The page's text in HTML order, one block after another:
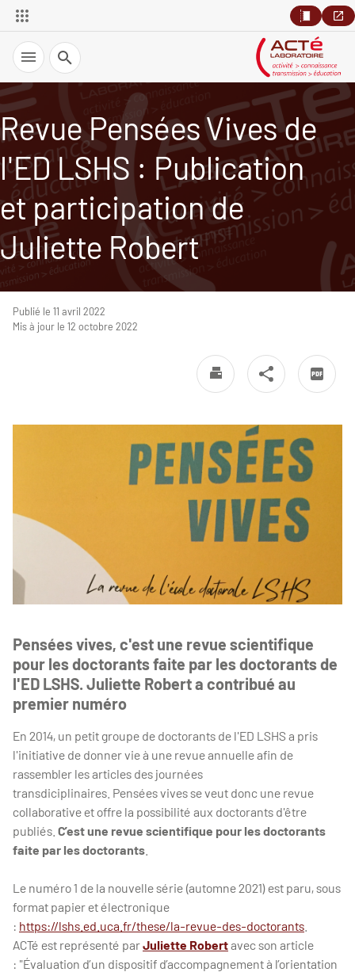
Recherche
Revue Pensées Vives de
l'ED LSHS : Publication
et participation de
Juliette Robert
Publié le 11 avril 2022
Mis à jour le 12 octobre 2022
Pensées vives, c'est une revue scientifique
pour les doctorants faite par les doctorants de
l'ED LSHS. Juliette Robert a contribué au
premier numéro
En 2014, un petit groupe de doctorants de l'ED LSHS a pris
l'initiative de donner vie à une revue annuelle afin de
rassembler les articles des journées
transdiciplinaires. Pensées vives se veut donc une revue
collaborative et offre la possibilité aux doctorants d'être
publiés. C’est une revue scientifique pour les doctorants
faite par les doctorants
Le numéro 1 de la nouvelle série (automne 2021) est paru, sous
format papier et électronique
: https://lshs.ed.uca.fr/these/la-revue-des-doctorants
ACTé est représenté parJuliette Robertavec son article
: "Évaluation d’un dispositif d’accompagnement à l’orientation